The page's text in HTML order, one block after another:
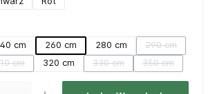
cm 260 cm 280 cm 290 cm
(Diese
cm
(Diese Option ist zurzeit nicht verfügbar.)
320 cm 330 cm
(Diese Option ist zurzeit
350 cm
(Diese Option